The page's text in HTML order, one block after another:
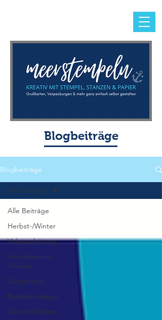
Blogbeiträge
Blogbeiträge
Alle Beiträge
Herbst-/Winter
Videoanleitung
Verschiedene
Anlässe
Geburtstag
Basteleinsteiger
Geschenkideen
Alle Beiträge